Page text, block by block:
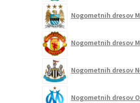
Nogometnih dresov
Nogometnih dresov
Nogometnih dresov
Nogometnih dresov